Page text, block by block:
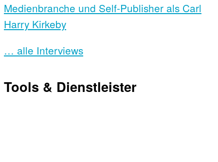
Medienbranche und Self-Publisher als Carl
Harry Kirkeby
… alle Interviews
Tools & Dienstleister